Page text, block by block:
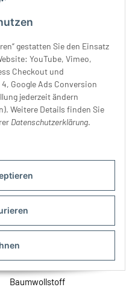
gestatten Sie den Einsatz
YouTube, Vimeo,
Checkout und
Google Ads Conversion
jederzeit ändern
Weitere Details finden Sie
Datenschutzerklärung.
Reinleinenstoff LINEN,
Halbpanamabindung,
gebrochenes weiß
39,99 €*
Baumwollstoff